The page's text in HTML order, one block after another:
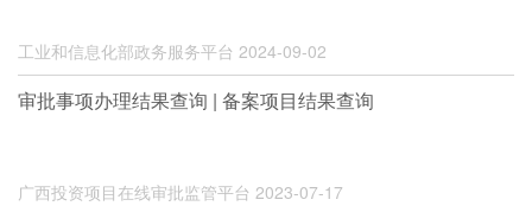
工业和信息化部政务服务平台 2024-09-02
审批事项办理结果查询 | 备案项目结果查询
广西投资项目在线审批监管平台 2023-07-17